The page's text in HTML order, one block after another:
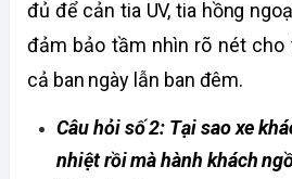
đủ để cản tia UV, tia hồng
đảm bảo tầm nhìn rõ nét cho
cả ban ngày lẫn ban đêm.
Câu hỏi số 2: Tại sao xe
nhiệt rồi mà hành khách